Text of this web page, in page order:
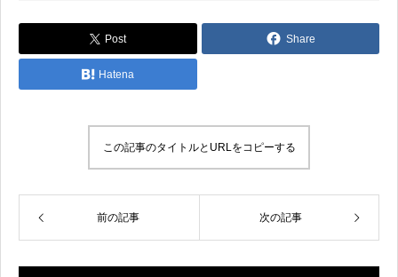
Post Share
Hatena
この記事のタイトルとURLをコピーする
前の記事 次の記事